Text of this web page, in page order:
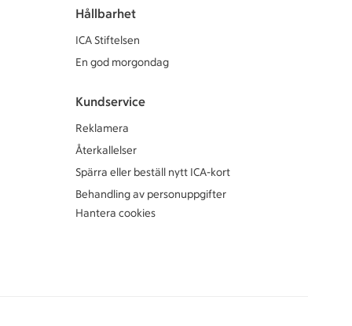
Hållbarhet
ICA Stiftelsen
En god morgondag
Kundservice
Reklamera
Återkallelser
Spärra eller beställ nytt ICA-kort
Behandling av personuppgifter
Hantera cookies